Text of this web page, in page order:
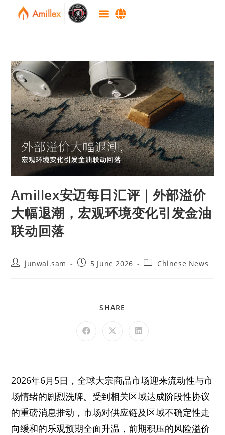
Amillex安迈每日汇评｜外部溢价
大幅退潮，宏观环境变化引发金油
联动回落
junwai.sam 5 June 2026 Chinese News
SHARE
2026年6月5日，全球大宗商品市场迎来流动性与市
场情绪的剧烈洗牌。受到相关区域达成阶段性协议
的重磅消息推动，市场对供应链及区域不确定性走
向缓和的乐观预期全面升温，前期积压的风险溢价